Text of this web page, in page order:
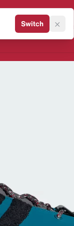
Sneaker
Switch ×